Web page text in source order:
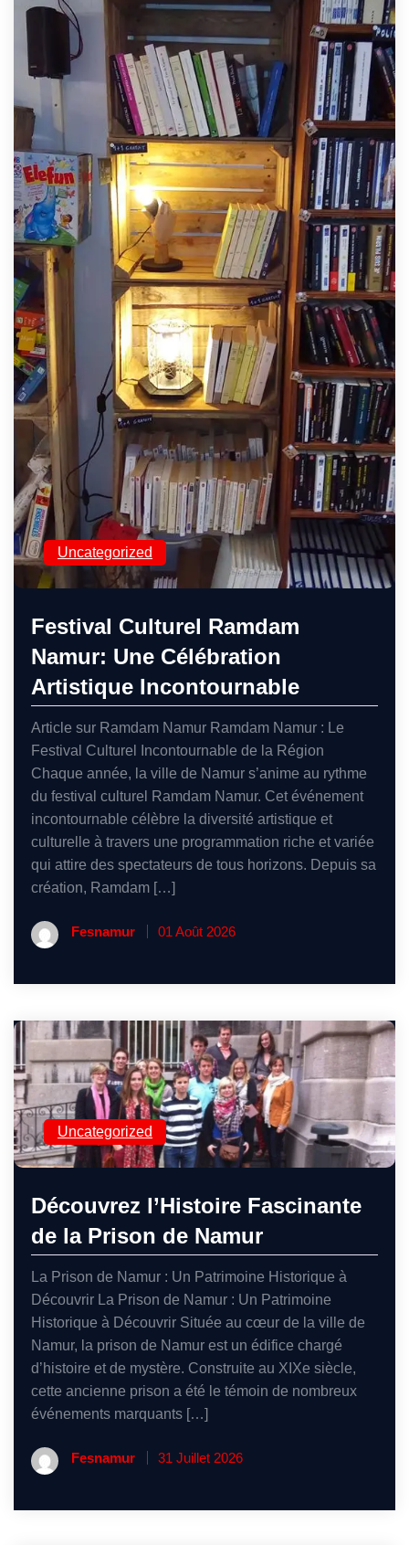
Uncategorized
Festival Culturel Ramdam
Namur: Une Célébration
Artistique Incontournable
Article sur Ramdam Namur Ramdam Namur : Le
Festival Culturel Incontournable de la Région
Chaque année, la ville de Namur s’anime au rythme
du festival culturel Ramdam Namur. Cet événement
incontournable célèbre la diversité artistique et
culturelle à travers une programmation riche et variée
qui attire des spectateurs de tous horizons. Depuis sa
création, Ramdam […]
Fesnamur 01 Août 2026
Uncategorized
Découvrez l’Histoire Fascinante
de la Prison de Namur
La Prison de Namur : Un Patrimoine Historique à
Découvrir La Prison de Namur : Un Patrimoine
Historique à Découvrir Située au cœur de la ville de
Namur, la prison de Namur est un édifice chargé
d’histoire et de mystère. Construite au XIXe siècle,
cette ancienne prison a été le témoin de nombreux
événements marquants […]
Fesnamur 31 Juillet 2026